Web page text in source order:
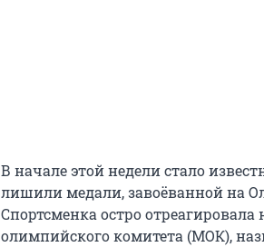
В начале этой недели стало
лишили медали, завоёванной на
Спортсменка остро
олимпийского комитета (МОК),